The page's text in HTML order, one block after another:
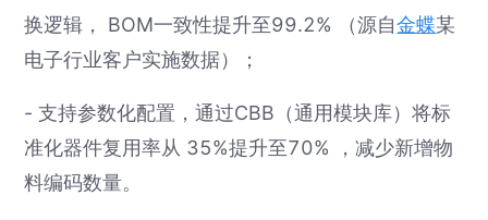
换逻辑， BOM一致性提升至99.2% （源自金蝶某
电子行业客户实施数据）；
- 支持参数化配置，通过CBB（通用模块库）将标
准化器件复用率从 35%提升至70% ，减少新增物
料编码数量。